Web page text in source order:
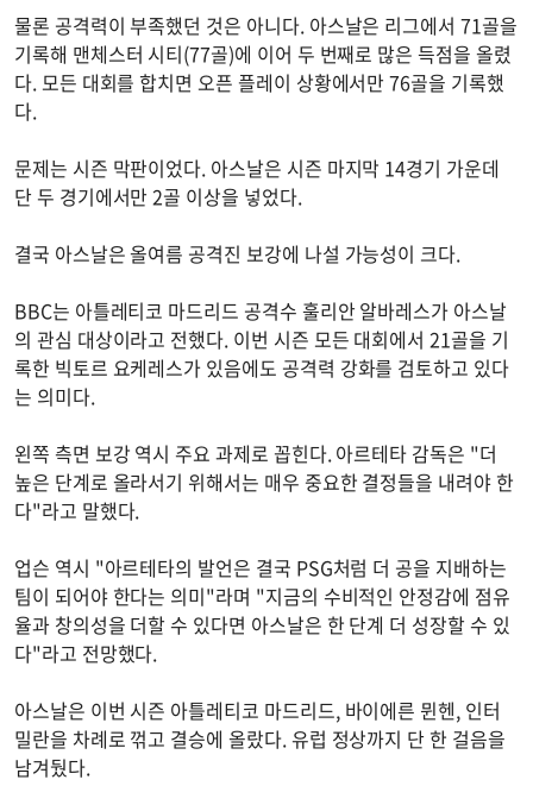
물론 공격력이 부족했던 것은 아니다. 아스날은 리그에서 71골을
기록해 맨체스터 시티(77골)에 이어 두 번째로 많은 득점을 올렸
다. 모든 대회를 합치면 오픈 플레이 상황에서만 76골을 기록했
다.
문제는 시즌 막판이었다. 아스날은 시즌 마지막 14경기 가운데
단 두 경기에서만 2골 이상을 넣었다.
결국 아스날은 올여름 공격진 보강에 나설 가능성이 크다.
BBC는 아틀레티코 마드리드 공격수 훌리안 알바레스가 아스날
의 관심 대상이라고 전했다. 이번 시즌 모든 대회에서 21골을 기
록한 빅토르 요케레스가 있음에도 공격력 강화를 검토하고 있다
는 의미다.
왼쪽 측면 보강 역시 주요 과제로 꼽힌다. 아르테타 감독은 "더
높은 단계로 올라서기 위해서는 매우 중요한 결정들을 내려야 한
다"라고 말했다.
업슨 역시 "아르테타의 발언은 결국 PSG처럼 더 공을 지배하는
팀이 되어야 한다는 의미"라며 "지금의 수비적인 안정감에 점유
율과 창의성을 더할 수 있다면 아스날은 한 단계 더 성장할 수 있
다"라고 전망했다.
아스날은 이번 시즌 아틀레티코 마드리드, 바이에른 뮌헨, 인터
밀란을 차례로 꺾고 결승에 올랐다. 유럽 정상까지 단 한 걸음을
남겨뒀다.